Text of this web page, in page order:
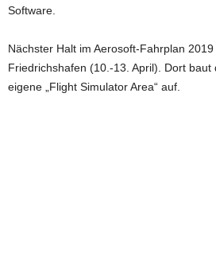
Software.
Nächster Halt im Aerosoft-Fahrplan 2019
Friedrichshafen (10.-13. April). Dort
eigene „Flight Simulator Area“ auf.